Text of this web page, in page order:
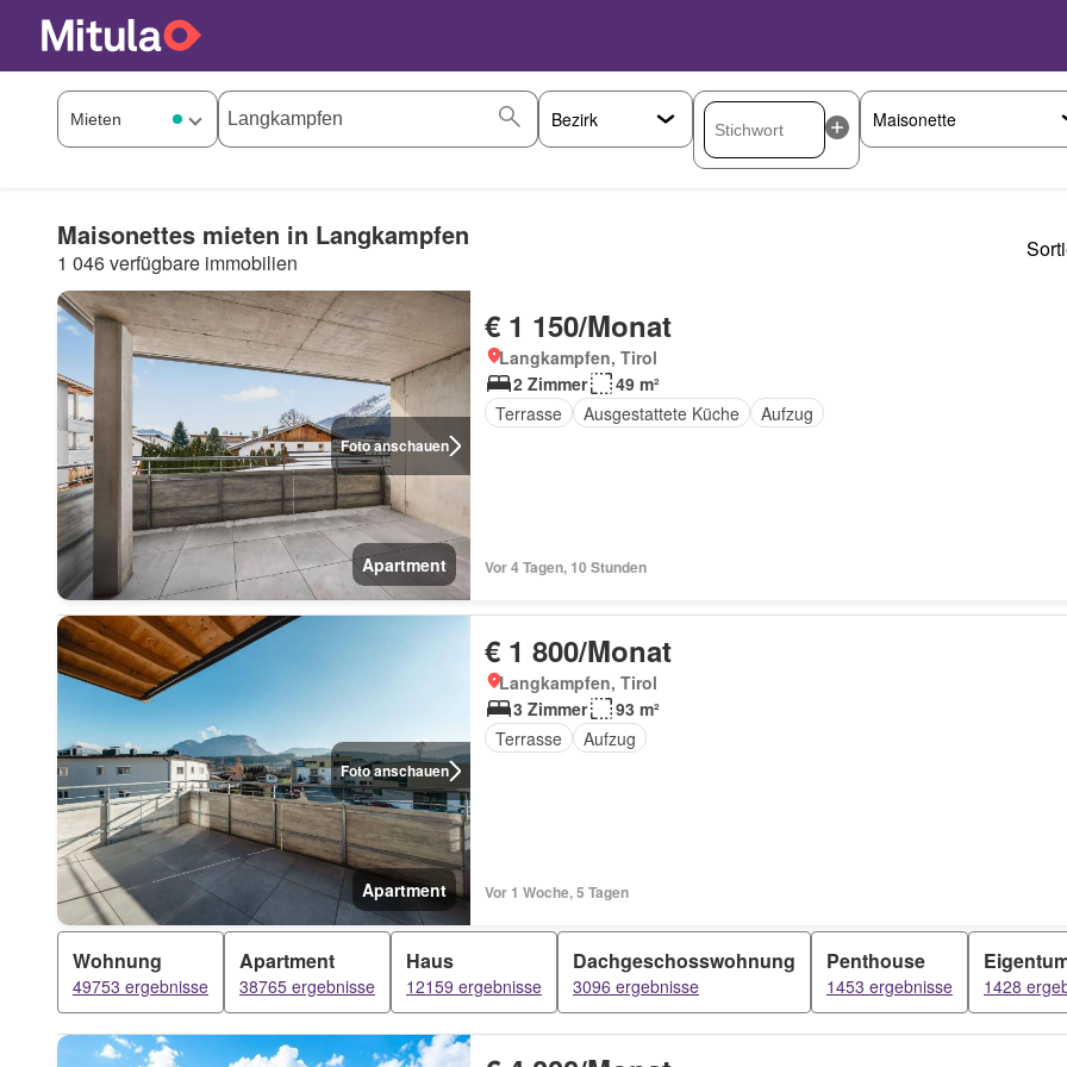
Maisonettes mieten in Langkampfen
1 046 verfügbare immobilien
Foto anschauen
Apartment
€ 1 150/Monat
Langkampfen, Tirol
2 Zimmer
49 m²
Terrasse
Ausgestattete Küche Aufzug
Vor 4 Tagen, 10 Stunden
Foto anschauen
Apartment
€ 1 800/Monat
Langkampfen, Tirol
3 Zimmer
93 m²
Terrasse
Aufzug
Vor 1 Woche, 5 Tagen
Wohnung
49753 ergebnisse
Apartment
38765 ergebnisse
Haus
12159 ergebnisse
Dachgeschosswohnung
3096 ergebnisse
Penthouse
1453 ergebnisse 1428